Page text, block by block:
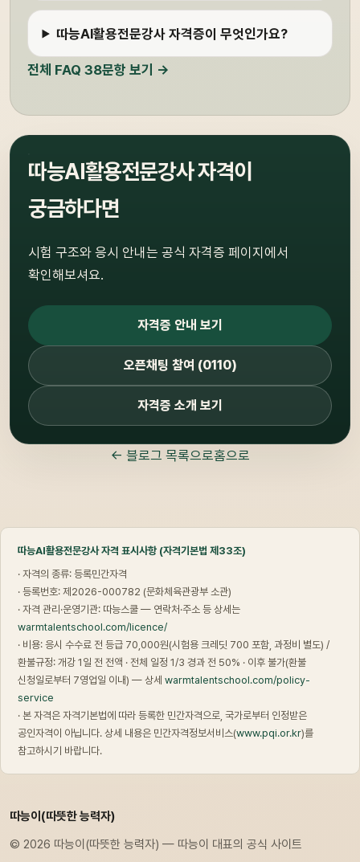
따능AI활용전문강사 자격증이 무엇인가요?
전체 FAQ 38문항 보기 →
따능AI활용전문강사 자격이
궁금하다면
시험 구조와 응시 안내는 공식 자격증 페이지에서
확인해보셔요.
자격증 안내 보기
오픈채팅 참여 (0110)
자격증 소개 보기
← 블로그 목록으로홈으로
따능AI활용전문강사 자격 표시사항 (자격기본법 제33조)
· 자격의 종류: 등록민간자격
· 등록번호: 제2026-000782 (문화체육관광부 소관)
· 자격 관리·운영기관: 따능스쿨 — 연락처·주소 등 상세는
warmtalentschool.com/licence/
· 비용: 응시 수수료 전 등급 70,000원(시험용 크레딧 700 포함, 과정비 별도) /
환불규정: 개강 1일 전 전액 · 전체 일정 1/3 경과 전 50% · 이후 불가(환불
신청일로부터 7영업일 이내) — 상세 warmtalentschool.com/policy-
service
· 본 자격은 자격기본법에 따라 등록한 민간자격으로, 국가로부터 인정받은
공인자격이 아닙니다. 상세 내용은 민간자격정보서비스(www.pqi.or.kr)를
참고하시기 바랍니다.
따능이(따뜻한 능력자)
© 2026 따능이(따뜻한 능력자) — 따능이 대표의 공식 사이트